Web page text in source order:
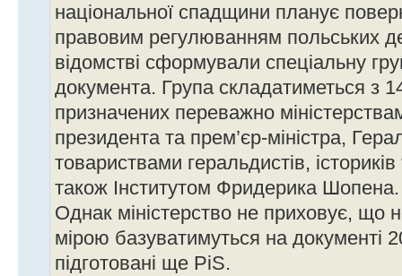
національної спадщини планує
правовим регулюванням польських
відомстві сформували спеціальну
документа. Група складатиметься з
призначених переважно
президента та прем’єр-міністра,
товариствами геральдистів,
також Інститутом Фридерика Шопена.
Однак міністерство не приховує, що
мірою базуватимуться на документі
підготовані ще PiS.